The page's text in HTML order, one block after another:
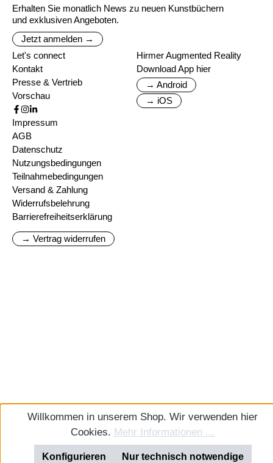
Erhalten Sie monatlich News zu neuen Kunstbüchern
und exklusiven Angeboten.
Jetzt anmelden →
Let's connect
Kontakt
Presse & Vertrieb
Vorschau
Hirmer Augmented Reality
Download App hier
→ Android
→ iOS
Impressum
AGB
Datenschutz
Nutzungsbedingungen
Teilnahmebedingungen
Versand & Zahlung
Widerrufsbelehrung
Barrierefreiheitserklärung
→ Vertrag widerrufen
Willkommen in unserem Shop. Wir verwenden hier
Cookies. Mehr Informationen ...
Nur technisch notwendige
Konfigurieren